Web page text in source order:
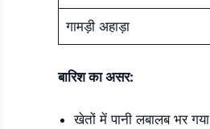
गामड़ी अहाड़ा
बारिश का असर:
खेतों में पानी लबालब भर गया